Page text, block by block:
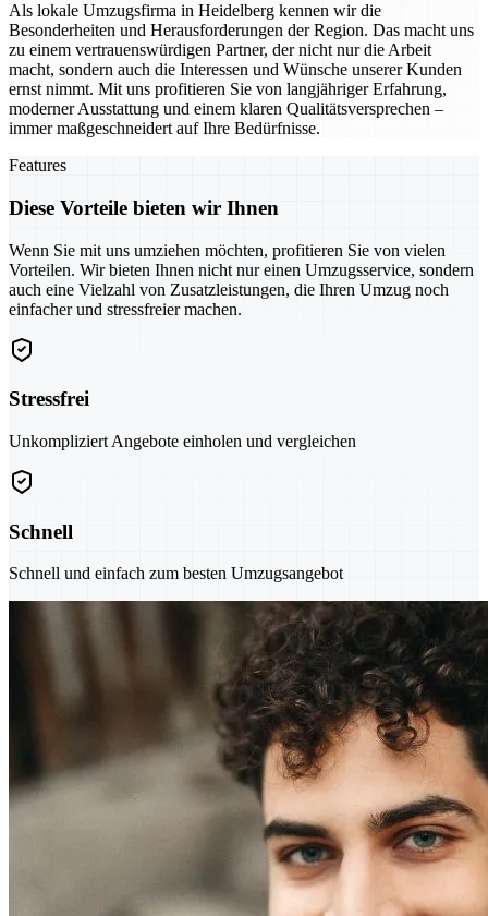
Als lokale Umzugsfirma in Heidelberg kennen wir die
Besonderheiten und Herausforderungen der Region. Das macht uns
zu einem vertrauenswürdigen Partner, der nicht nur die Arbeit
macht, sondern auch die Interessen und Wünsche unserer Kunden
ernst nimmt. Mit uns profitieren Sie von langjähriger Erfahrung,
moderner Ausstattung und einem klaren Qualitätsversprechen –
immer maßgeschneidert auf Ihre Bedürfnisse.
Features
Diese Vorteile bieten wir Ihnen
Wenn Sie mit uns umziehen möchten, profitieren Sie von vielen
Vorteilen. Wir bieten Ihnen nicht nur einen Umzugsservice, sondern
auch eine Vielzahl von Zusatzleistungen, die Ihren Umzug noch
einfacher und stressfreier machen.
Stressfrei
Unkompliziert Angebote einholen und vergleichen
Schnell
Schnell und einfach zum besten Umzugsangebot